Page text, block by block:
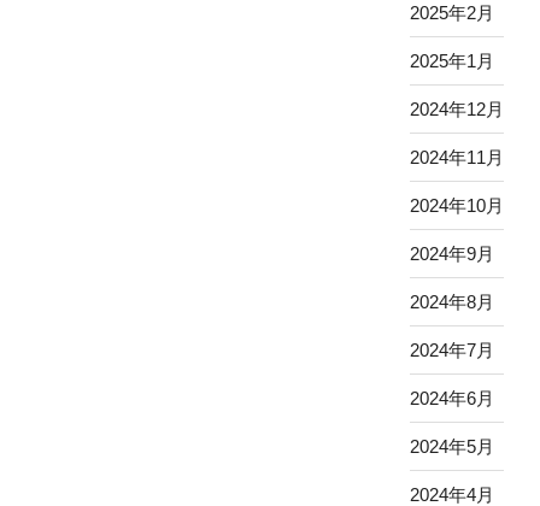
2025年2月
2025年1月
2024年12月
2024年11月
2024年10月
2024年9月
2024年8月
2024年7月
2024年6月
2024年5月
2024年4月